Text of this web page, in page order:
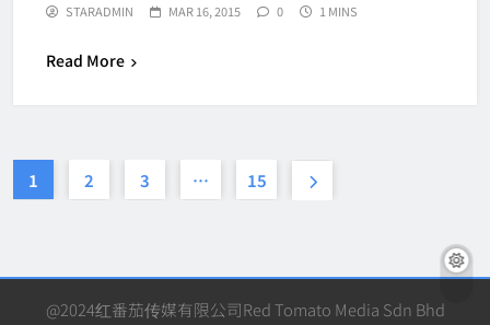
STARADMIN MAR 16, 2015 0 1 MINS
Read More
1 2 3 … 15
@2024红番茄传媒有限公司Red Tomato Media Sdn Bhd